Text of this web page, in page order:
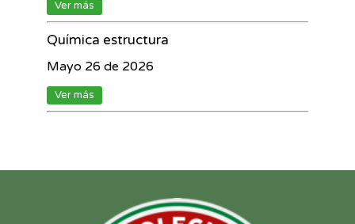
Ver más
Química estructura
Mayo 26 de 2026
Ver más